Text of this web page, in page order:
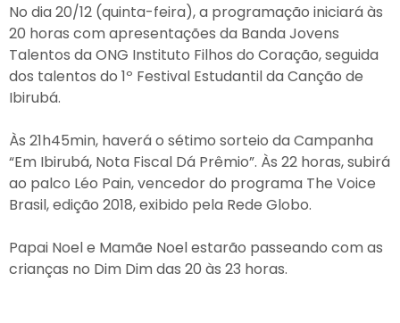
No dia 20/12 (quinta-feira), a programação iniciará às
20 horas com apresentações da Banda Jovens
Talentos da ONG Instituto Filhos do Coração, seguida
dos talentos do 1º Festival Estudantil da Canção de
Ibirubá.
Às 21h45min, haverá o sétimo sorteio da Campanha
“Em Ibirubá, Nota Fiscal Dá Prêmio”. Às 22 horas, subirá
ao palco Léo Pain, vencedor do programa The Voice
Brasil, edição 2018, exibido pela Rede Globo.
Papai Noel e Mamãe Noel estarão passeando com as
crianças no Dim Dim das 20 às 23 horas.